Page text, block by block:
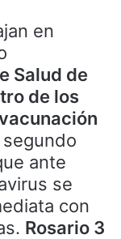
en
Salud de
de los
ante
se
con
Rosario 3